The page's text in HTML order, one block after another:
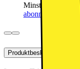
Minsta totala
abonnemang
Produktbeskrivning